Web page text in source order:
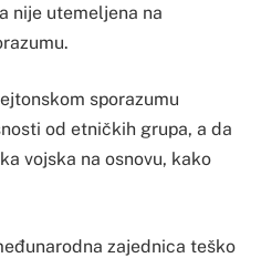
nije utemeljena na
sporazumu
od etničkih grupa, a da
vojska na osnovu, kako
zajednica teško